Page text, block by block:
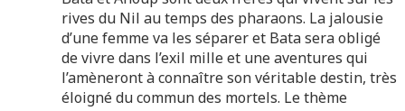
rives du Nil au temps des pharaons. La jalousie
d’une femme va les séparer et Bata sera obligé
de vivre dans l’exil mille et une aventures qui
l’amèneront à connaître son véritable destin, très
éloigné du commun des mortels. Le thème